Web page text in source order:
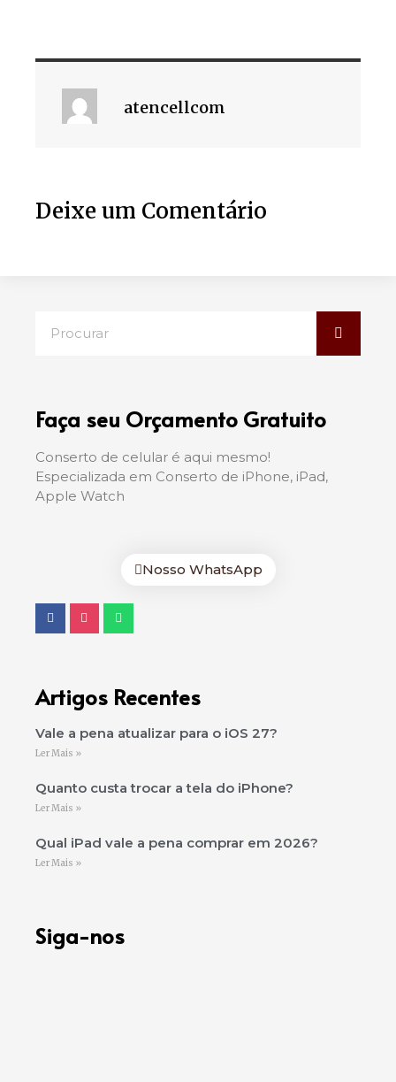
atencellcom
Deixe um Comentário
Faça seu Orçamento Gratuito
Conserto de celular é aqui mesmo!
Especializada em Conserto de iPhone, iPad,
Apple Watch
Nosso WhatsApp
Artigos Recentes
Vale a pena atualizar para o iOS 27?
Ler Mais »
Quanto custa trocar a tela do iPhone?
Ler Mais »
Qual iPad vale a pena comprar em 2026?
Ler Mais »
Siga-nos